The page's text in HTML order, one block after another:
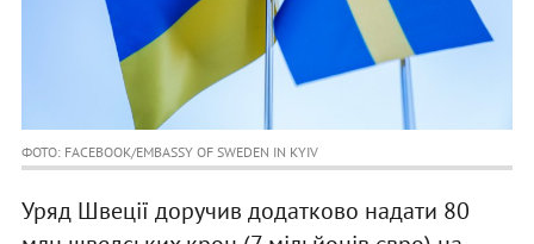
ФОТО: FACEBOOK/EMBASSY OF SWEDEN IN KYIV
Уряд Швеції доручив додатково надати 80